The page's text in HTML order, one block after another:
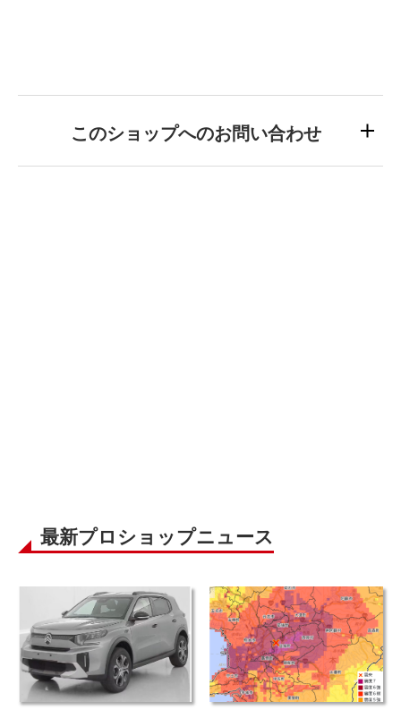
このショップへのお問い合わせ
最新プロショップニュース